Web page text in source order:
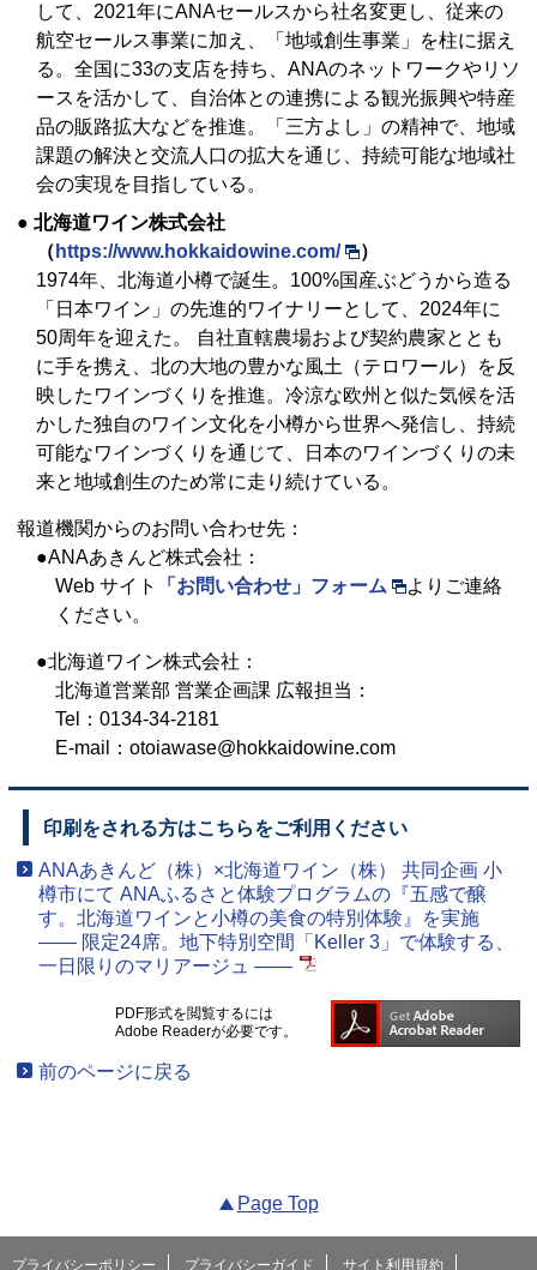
して、2021年にANAセールスから社名変更し、従来の
航空セールス事業に加え、「地域創生事業」を柱に据え
る。全国に33の支店を持ち、ANAのネットワークやリソ
ースを活かして、自治体との連携による観光振興や特産
品の販路拡大などを推進。「三方よし」の精神で、地域
課題の解決と交流人口の拡大を通じ、持続可能な地域社
会の実現を目指している。
● 北海道ワイン株式会社
（ https://www.hokkaidowine.com/
）
1974年、北海道小樽で誕生。100%国産ぶどうから造る
「日本ワイン」の先進的ワイナリーとして、2024年に
50周年を迎えた。 自社直轄農場および契約農家ととも
に手を携え、北の大地の豊かな風土（テロワール）を反
映したワインづくりを推進。冷涼な欧州と似た気候を活
かした独自のワイン文化を小樽から世界へ発信し、持続
可能なワインづくりを通じて、日本のワインづくりの未
来と地域創生のため常に走り続けている。
報道機関からのお問い合わせ先：
●ANAあきんど株式会社：
Web サイト
「お問い合わせ」フォーム
よりご連絡
ください。
●北海道ワイン株式会社：
北海道営業部 営業企画課 広報担当：
Tel：0134-34-2181
E-mail：otoiawase@hokkaidowine.com
印刷をされる方はこちらをご利用ください
ANAあきんど（株）×北海道ワイン（株） 共同企画 小
樽市にて ANAふるさと体験プログラムの『五感で醸
す。北海道ワインと小樽の美食の特別体験』を実施
―― 限定24席。地下特別空間「Keller 3」で体験する、
一日限りのマリアージュ ――
PDF形式を閲覧するには
Adobe Readerが必要です。
前のページに戻る
Page Top
プライバシーポリシー プライバシーガイド サイト利用規約